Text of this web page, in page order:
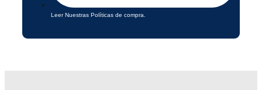
Leer Nuestras Políticas de compra.